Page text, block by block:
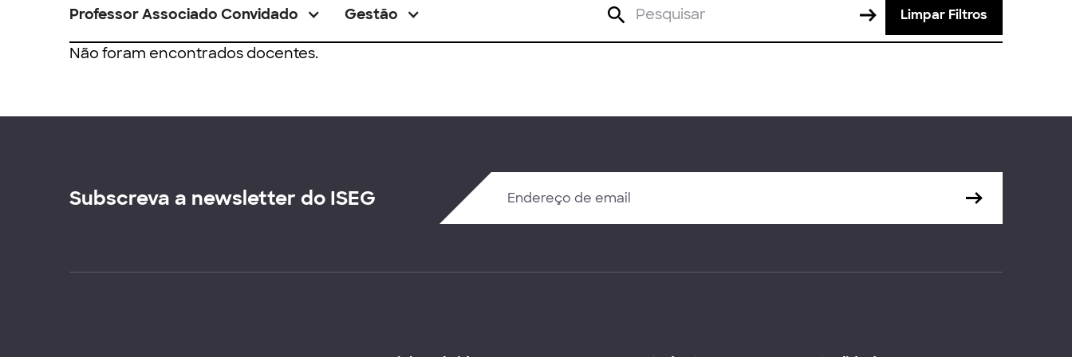
Professor Associado Convidado Gestão Limpar Filtros
Não foram encontrados docentes.
Subscreva a newsletter do ISEG